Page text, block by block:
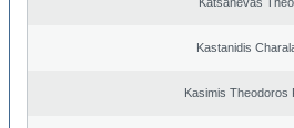
Kastanidis
Kasimis Theodoros